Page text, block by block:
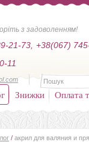
з задоволенням!
21-73,
+38(067)
11
Знижки Оплата
/ акрил для валяния и